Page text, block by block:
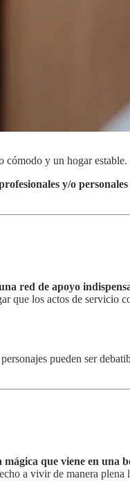
cómodo y un hogar estable.
y/o
red de apoyo
que los actos de servicio
pueden ser
que viene en una
a vivir de manera